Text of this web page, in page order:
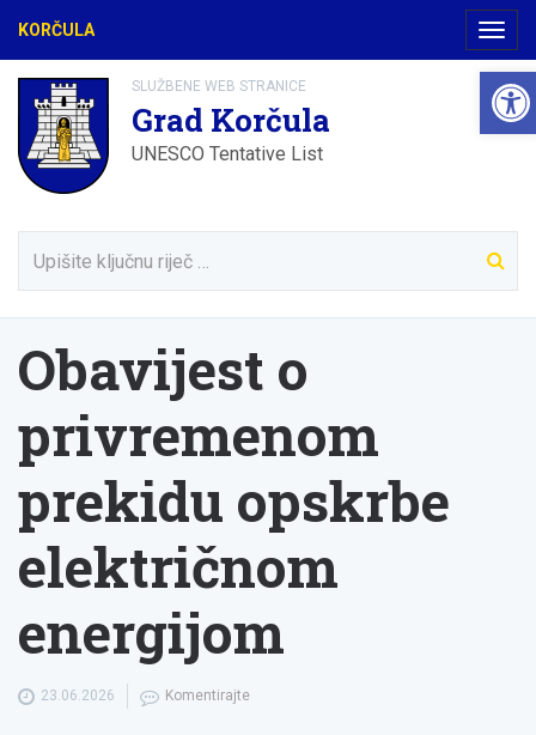
KORČULA
SLUŽBENE WEB STRANICE
Grad Korčula
UNESCO Tentative List
Obavijest o
privremenom
prekidu opskrbe
električnom
energijom
23.06.2026 Komentirajte